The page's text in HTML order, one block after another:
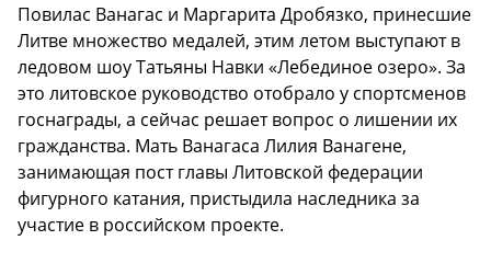
Повилас Ванагас и Маргарита Дробязко, принесшие
Литве множество медалей, этим летом выступают в
ледовом шоу Татьяны Навки «Лебединое озеро». За
это литовское руководство отобрало у спортсменов
госнаграды, а сейчас решает вопрос о лишении их
гражданства. Мать Ванагаса Лилия Ванагене,
занимающая пост главы Литовской федерации
фигурного катания, пристыдила наследника за
участие в российском проекте.